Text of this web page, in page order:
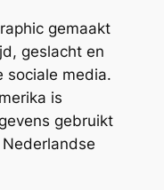
gemaakt
geslacht en
sociale media.
is
gebruikt